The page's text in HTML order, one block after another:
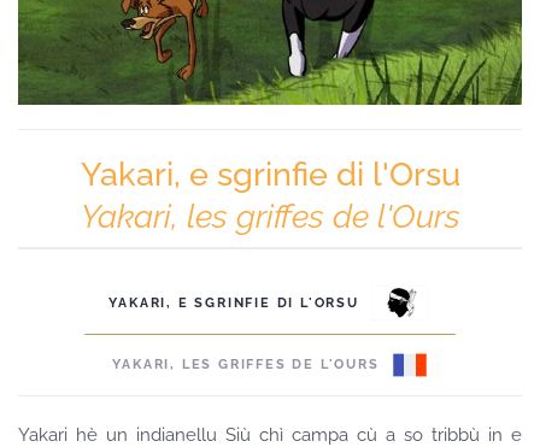
Yakari, e sgrinfie di l'Orsu
Yakari, les griffes de l'Ours
YAKARI, E SGRINFIE DI L'ORSU
YAKARI, LES GRIFFES DE L'OURS
Yakari hè un indianellu Siù chì campa cù a so tribbù in e